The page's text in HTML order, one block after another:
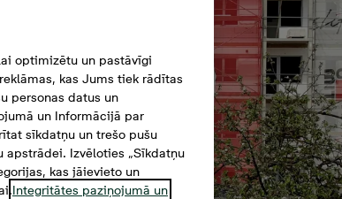
optimizētu un pastāvīgi
kas Jums tiek rādītas
personas datus un
un Informācijā par
sīkdatņu un trešo pušu
Izvēloties „Sīkdatņu
kas jāievieto un
Integritātes paziņojumā un